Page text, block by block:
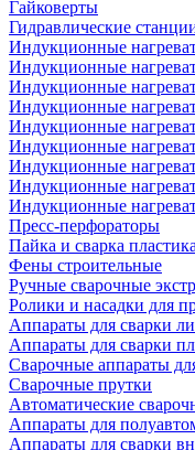
Гайковерты
Гидравлические
Индукционные
Индукционные
Индукционные
Индукционные
Индукционные
Индукционные
Индукционные
Индукционные
Индукционные
Пресс-перфораторы
Пайка и сварка пластика
Фены строительные
Ручные сварочные
Ролики и насадки для
Аппараты для сварки
Аппараты для сварки
Сварочные аппараты
Сварочные прутки
Автоматические
Аппараты для
Аппараты для сварки